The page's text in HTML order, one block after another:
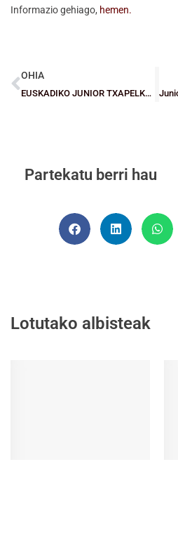
Informazio gehiago, hemen.
OHIA
EUSKADIKO JUNIOR TXAPELKETA: Egutegia
Partekatu berri hau
Lotutako albisteak